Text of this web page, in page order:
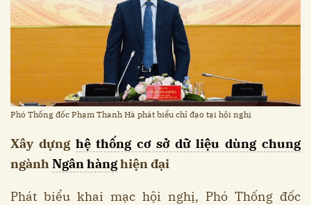
Phó Thống đốc Phạm Thanh Hà phát biểu chỉ đạo tại hội nghị
Xây dựng hệ thống cơ sở dữ liệu dùng chung
ngànhNgân hànghiện đại
Phát biểu khai mạc hội nghị, Phó Thống đốc